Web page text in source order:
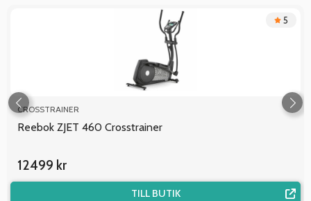
5
CROSSTRAINER
Reebok ZJET 460 Crosstrainer
12499 kr
TILL BUTIK